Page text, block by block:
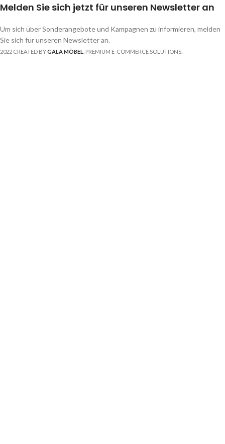
Melden Sie sich jetzt für unseren Newsletter an
Um sich über Sonderangebote und Kampagnen zu informieren, melden
Sie sich für unseren Newsletter an.
2022 CREATED BYGALA MÖBEL . PREMIUM E-COMMERCE SOLUTIONS.